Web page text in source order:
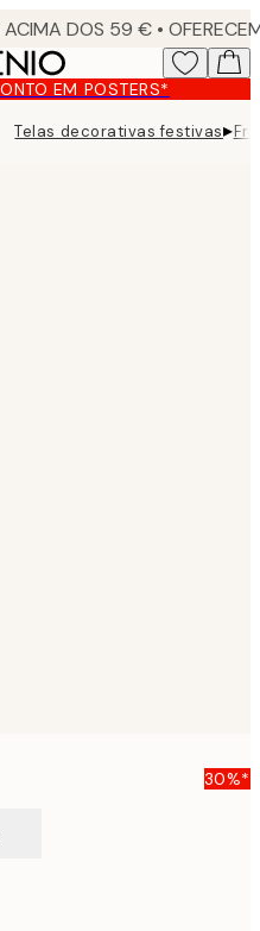
EM POSTERS*
Telas decorativas festivas▸
30%*